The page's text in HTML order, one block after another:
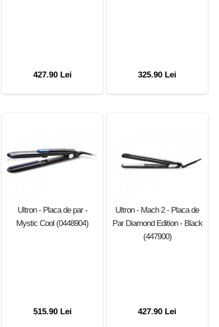
427.90 Lei 325.90 Lei
Ultron - Placa de par -
Mystic Cool (0448904)
515.90 Lei
Ultron - Mach 2 - Placa de
Par Diamond Edition - Black
(447900)
427.90 Lei